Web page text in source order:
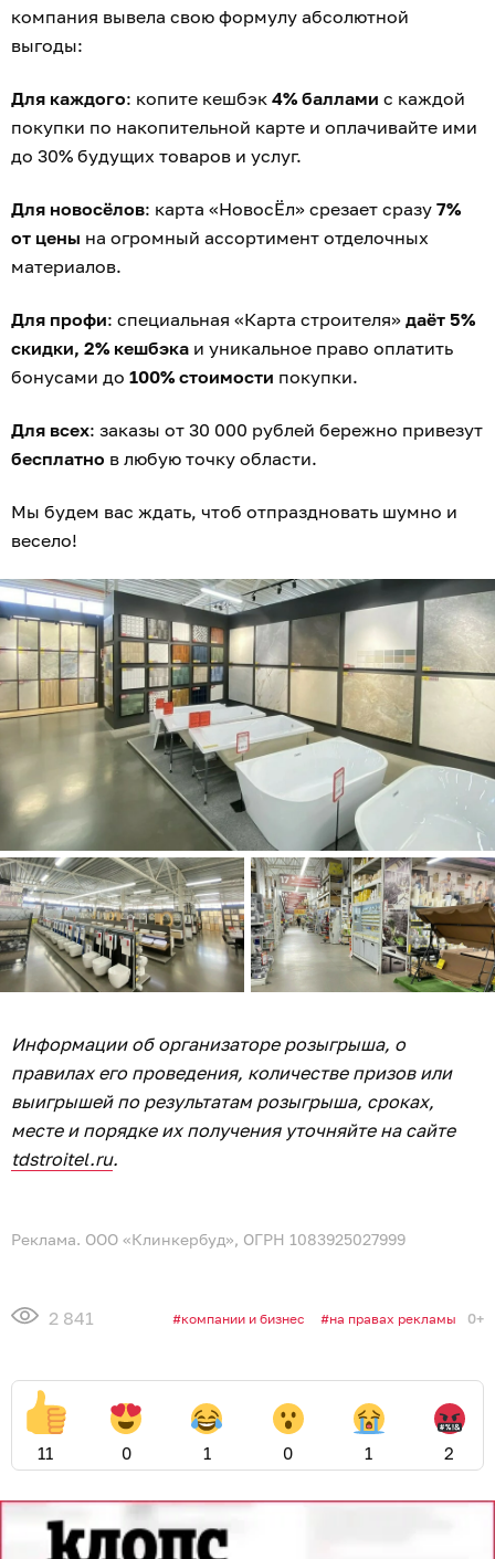
компания вывела свою формулу абсолютной
выгоды:
Для каждого: копите кешбэк 4% баллами с каждой
покупки по накопительной карте и оплачивайте ими
до 30% будущих товаров и услуг.
Для новосёлов: карта «НовосЁл» срезает сразу 7%
от цены на огромный ассортимент отделочных
материалов.
Для профи: специальная «Карта строителя» даёт 5%
скидки, 2% кешбэка и уникальное право оплатить
бонусами до 100% стоимости покупки.
Для всех: заказы от 30 000 рублей бережно привезут
бесплатно в любую точку области.
Мы будем вас ждать, чтоб отпраздновать шумно и
весело!
Информации об организаторе розыгрыша, о
правилах его проведения, количестве призов или
выигрышей по результатам розыгрыша, сроках,
месте и порядке их получения уточняйте на сайте
tdstroitel.ru.
Реклама. ООО «Клинкербуд», ОГРН 1083925027999
2 841 компании и бизнес на правах рекламы 0+
11 0 1 0 1 2